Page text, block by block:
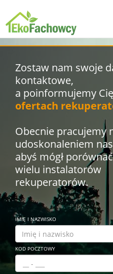
Zostaw nam swoje
kontaktowe,
a poinformujemy
ofertach
Obecnie pracujemy
udoskonaleniem
abyś mógł
wielu instalatorów
rekuperatorów.
IMIĘ I NAZWISKO
KOD POCZTOWY